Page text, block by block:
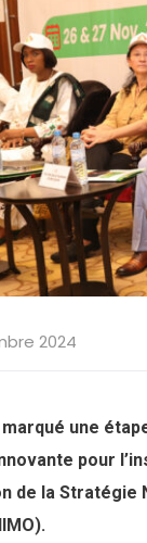
2024
une
pour
de la